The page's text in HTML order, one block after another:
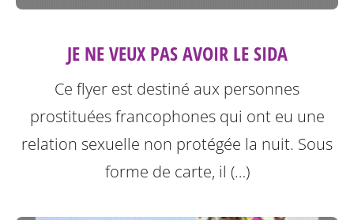
JE NE VEUX PAS AVOIR LE SIDA
Ce flyer est destiné aux personnes
prostituées francophones qui ont eu une
relation sexuelle non protégée la nuit. Sous
forme de carte, il (…)